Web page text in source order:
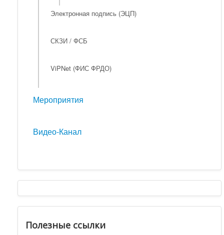
Электронная подпись (ЭЦП)
СКЗИ / ФСБ
ViPNet (ФИС ФРДО)
Мероприятия
Видео-Канал
Полезные ссылки